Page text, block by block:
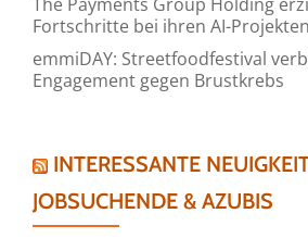
Fortschritte bei ihren AI-Projekten
emmiDAY: Streetfoodfestival
Engagement gegen Brustkrebs
INTERESSANTE
JOBSUCHENDE & AZUBIS